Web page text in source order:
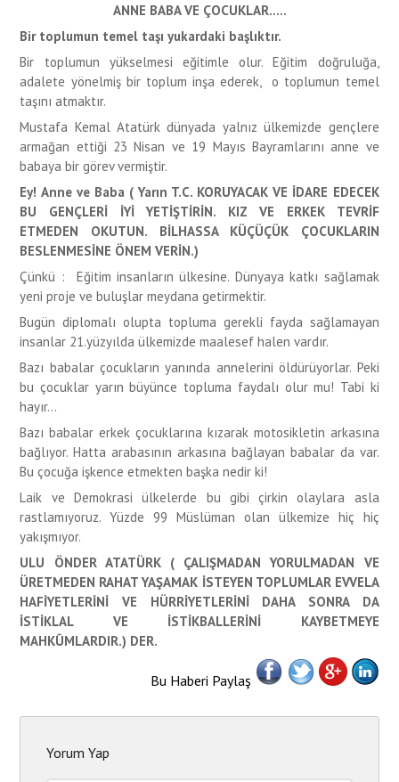
ANNE BABA VE ÇOCUKLAR…..
Bir toplumun temel taşı yukardaki başlıktır.
Bir toplumun yükselmesi eğitimle olur. Eğitim doğruluğa,
adalete yönelmiş bir toplum inşa ederek, o toplumun temel
taşını atmaktır.
Mustafa Kemal Atatürk dünyada yalnız ülkemizde gençlere
armağan ettiği 23 Nisan ve 19 Mayıs Bayramlarını anne ve
babaya bir görev vermiştir.
Ey! Anne ve Baba ( Yarın T.C. KORUYACAK VE İDARE EDECEK
BU GENÇLERİ İYİ YETİŞTİRİN. KIZ VE ERKEK TEVRİF
ETMEDEN OKUTUN. BİLHASSA KÜÇÜÇÜK ÇOCUKLARIN
BESLENMESİNE ÖNEM VERİN.)
Çünkü : Eğitim insanların ülkesine. Dünyaya katkı sağlamak
yeni proje ve buluşlar meydana getirmektir.
Bugün diplomalı olupta topluma gerekli fayda sağlamayan
insanlar 21.yüzyılda ülkemizde maalesef halen vardır.
Bazı babalar çocukların yanında annelerini öldürüyorlar. Peki
bu çocuklar yarın büyünce topluma faydalı olur mu! Tabi ki
hayır…
Bazı babalar erkek çocuklarına kızarak motosikletin arkasına
bağlıyor. Hatta arabasının arkasına bağlayan babalar da var.
Bu çocuğa işkence etmekten başka nedir ki!
Laik ve Demokrasi ülkelerde bu gibi çirkin olaylara asla
rastlamıyoruz. Yüzde 99 Müslüman olan ülkemize hiç hiç
yakışmıyor.
ULU ÖNDER ATATÜRK ( ÇALIŞMADAN YORULMADAN VE
ÜRETMEDEN RAHAT YAŞAMAK İSTEYEN TOPLUMLAR EVVELA
HAFİYETLERİNİ VE HÜRRİYETLERİNİ DAHA SONRA DA
İSTİKLAL VE İSTİKBALLERİNİ KAYBETMEYE
MAHKÛMLARDIR.) DER.
Bu Haberi Paylaş
Yorum Yap